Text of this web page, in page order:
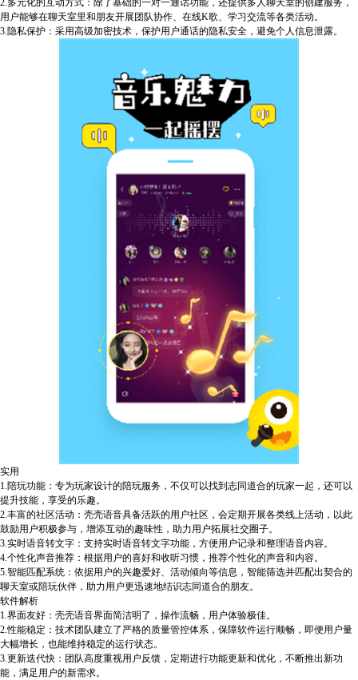
2.多元化的互动方式：除了基础的一对一通话功能，还提供多人聊天室的创建服务，
用户能够在聊天室里和朋友开展团队协作、在线K歌、学习交流等各类活动。
3.隐私保护：采用高级加密技术，保护用户通话的隐私安全，避免个人信息泄露。
实用
1.陪玩功能：专为玩家设计的陪玩服务，不仅可以找到志同道合的玩家一起，还可以
提升技能，享受的乐趣。
2.丰富的社区活动：壳壳语音具备活跃的用户社区，会定期开展各类线上活动，以此
鼓励用户积极参与，增添互动的趣味性，助力用户拓展社交圈子。
3.实时语音转文字：支持实时语音转文字功能，方便用户记录和整理语音内容。
4.个性化声音推荐：根据用户的喜好和收听习惯，推荐个性化的声音和内容。
5.智能匹配系统：依据用户的兴趣爱好、活动倾向等信息，智能筛选并匹配出契合的
聊天室或陪玩伙伴，助力用户更迅速地结识志同道合的朋友。
软件解析
1.界面友好：壳壳语音界面简洁明了，操作流畅，用户体验极佳。
2.性能稳定：技术团队建立了严格的质量管控体系，保障软件运行顺畅，即便用户量
大幅增长，也能维持稳定的运行状态。
3.更新迭代快：团队高度重视用户反馈，定期进行功能更新和优化，不断推出新功
能，满足用户的新需求。